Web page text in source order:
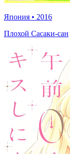
Япония • 2016
Плохой Сасаки-сан